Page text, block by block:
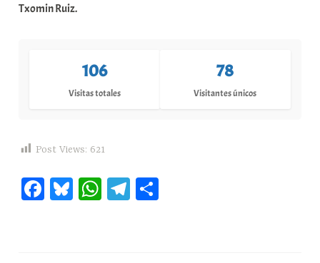
Txomin Ruiz.
106
Visitas totales
78
Visitantes únicos
Post Views: 621
Fa Bl W Te